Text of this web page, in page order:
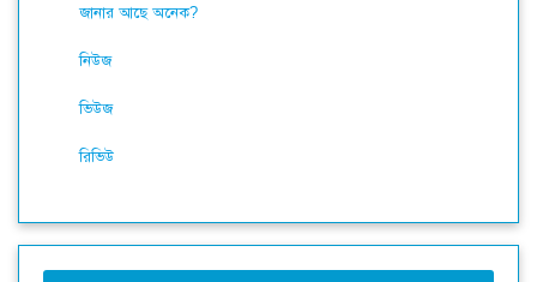
জানার আছে অনেক?
নিউজ
ভিউজ
রিভিউ